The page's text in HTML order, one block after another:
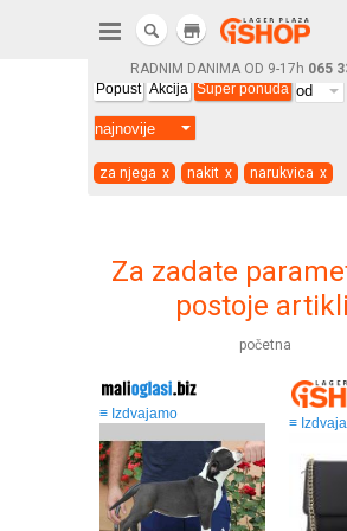
RADNIM DANIMA OD 9-17h 065
store
Popust Akcija Super ponuda
za njega x nakit x narukvica x
Za zadate
postoje
početna